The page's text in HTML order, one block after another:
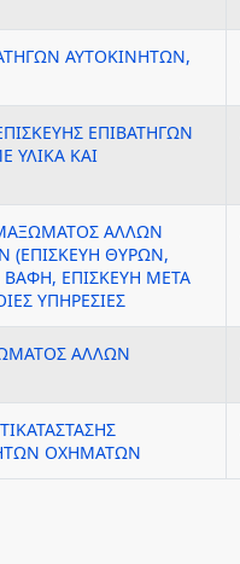
ΑΥΤΟΚΙΝΗΤΩΝ,
ΕΠΙΒΑΤΗΓΩΝ
ΚΑΙ
ΑΛΛΩΝ
ΘΥΡΩΝ,
ΒΑΦΗ, ΕΠΙΣΚΕΥΗ ΜΕΤΑ
ΥΠΗΡΕΣΙΕΣ
ΑΛΛΩΝ
ΟΧΗΜΑΤΩΝ